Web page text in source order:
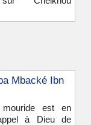
Mbacké Ibn
mouride est en
à Dieu de